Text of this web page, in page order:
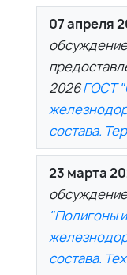
07 апреля
2026ГОСТ
состава.
23 марта
"Полигоны
состава.